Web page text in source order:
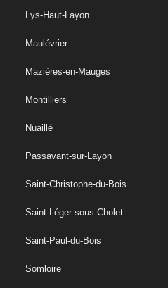
Lys-Haut-Layon
Maulévrier
Mazières-en-Mauges
Montilliers
Nuaillé
Passavant-sur-Layon
Saint-Christophe-du-Bois
Saint-Léger-sous-Cholet
Saint-Paul-du-Bois
Somloire